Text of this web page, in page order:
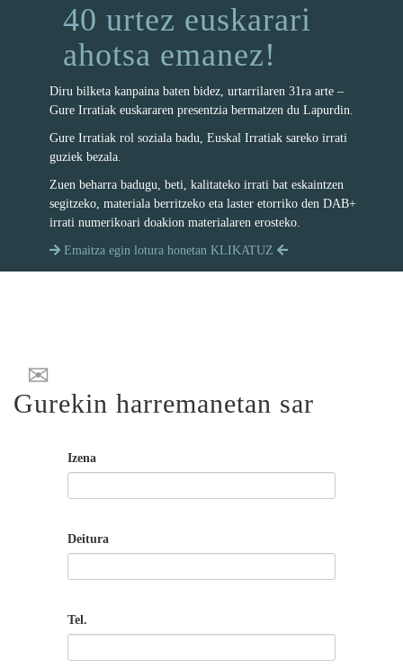
40 urtez euskarari
ahotsa emanez!
Diru bilketa kanpaina baten bidez, urtarrilaren 31ra arte –
Gure Irratiak euskararen presentzia bermatzen du Lapurdin.
Gure Irratiak rol soziala badu, Euskal Irratiak sareko irrati
guziek bezala.
Zuen beharra badugu, beti, kalitateko irrati bat eskaintzen
segitzeko, materiala berritzeko eta laster etorriko den DAB+
irrati numerikoari doakion materialaren erosteko.
Emaitza egin lotura honetan KLIKATUZ
Gurekin harremanetan sar
Izena
Deitura
Tel.